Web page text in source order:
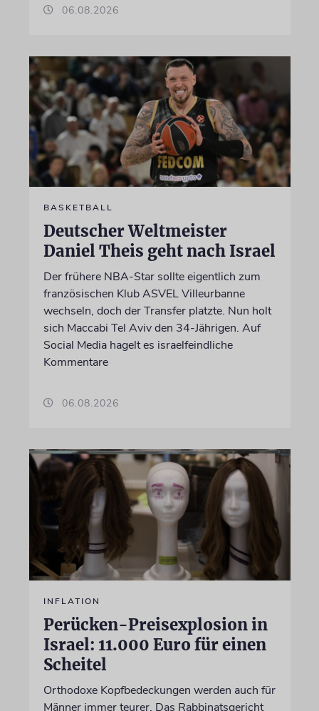
06.08.2026
BASKETBALL
Deutscher Weltmeister
Daniel Theis geht nach Israel
Der frühere NBA-Star sollte eigentlich zum
französischen Klub ASVEL Villeurbanne
wechseln, doch der Transfer platzte. Nun holt
sich Maccabi Tel Aviv den 34-Jährigen. Auf
Social Media hagelt es israelfeindliche
Kommentare
06.08.2026
INFLATION
Perücken-Preisexplosion in
Israel: 11.000 Euro für einen
Scheitel
Orthodoxe Kopfbedeckungen werden auch für
Männer immer teurer. Das Rabbinatsgericht